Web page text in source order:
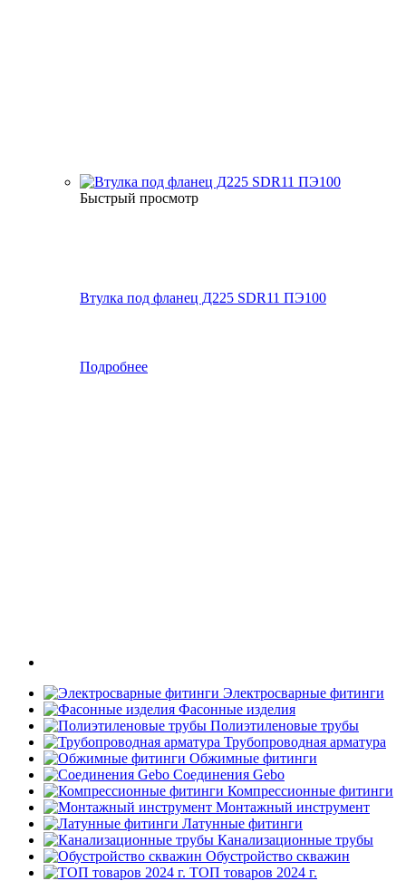
Быстрый просмотр
Втулка под фланец Д225 SDR11 ПЭ100
Подробнее
Электросварные фитинги
Фасонные изделия
Полиэтиленовые трубы
Трубопроводная арматура
Обжимные фитинги
Соединения Gebo
Компрессионные фитинги
Монтажный инструмент
Латунные фитинги
Канализационные трубы
Обустройство скважин
ТОП товаров 2024 г.